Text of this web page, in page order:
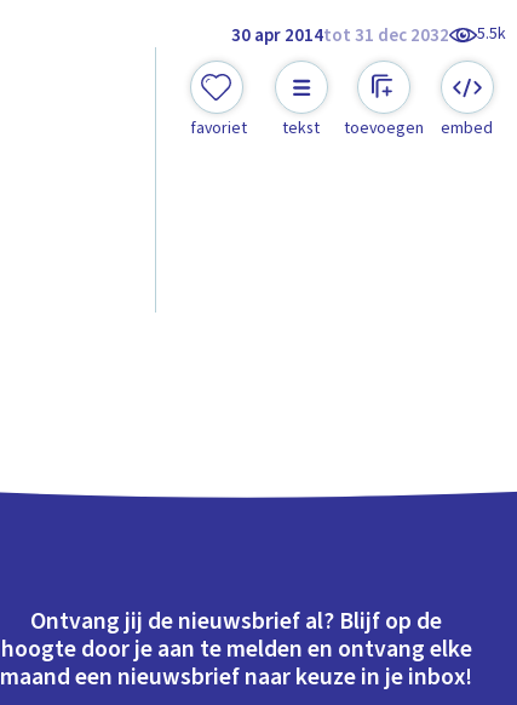
30 apr 2014tot 31 dec 2032 5.5k
favoriet tekst toevoegen embed
Ontvang jij de nieuwsbrief al? Blijf op de
hoogte door je aan te melden en ontvang elke
maand een nieuwsbrief naar keuze in je inbox!